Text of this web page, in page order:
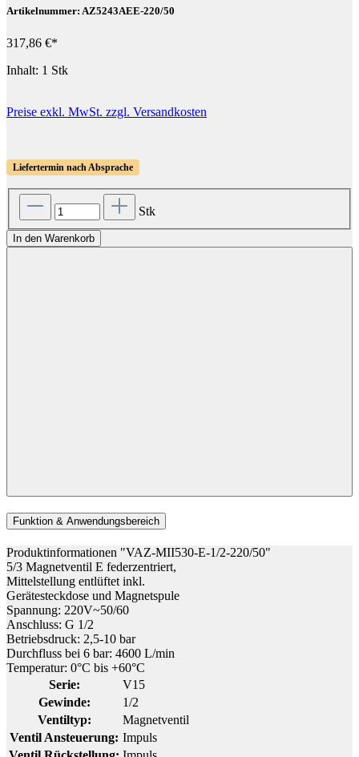
Artikelnummer: AZ5243AEE-220/50
317,86 €*
Inhalt: 1 Stk
Preise exkl. MwSt. zzgl. Versandkosten
Liefertermin nach Absprache
Stk
In den Warenkorb
Funktion & Anwendungsbereich
Produktinformationen "VAZ-MII530-E-1/2-220/50"
5/3 Magnetventil E federzentriert,
Mittelstellung entlüftet inkl.
Gerätesteckdose und Magnetspule
Spannung: 220V~50/60
Anschluss: G 1/2
Betriebsdruck: 2,5-10 bar
Durchfluss bei 6 bar: 4600 L/min
Temperatur: 0°C bis +60°C
Serie:
V15
Gewinde:
1/2
Ventiltyp:
Magnetventil
Ventil Ansteuerung: Impuls